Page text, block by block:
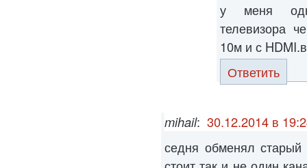
у меня
телевизора
10м и с
Ответить
mihail: 30.12.2014 в
седня обменял